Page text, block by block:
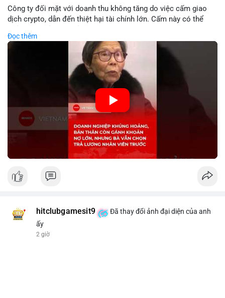
Công ty đối mặt với doanh thu không tăng do việc cấm giao
dịch crypto, dẫn đến thiệt hại tài chính lớn. Cấm này có thể
biến động giá digital asset. Bàn vấn chuyển hướng tập trung
vào nhân lực, cho thấy chiến lược giảm chi phí hoặc điều chỉnh
mô hình kinh doanh. Điều này có thể ảnh hưởng đến thị trường
crypto và các doanh nghiệp liên quan trong tương lai.
🎥 Xem video trực tiếp tại:
Nguồn: KIEN THUC KINH TE
Đọc thêm
hitclubgamesit9
Đã thay đổi ảnh đại diện của anh
ấy
2 giờ